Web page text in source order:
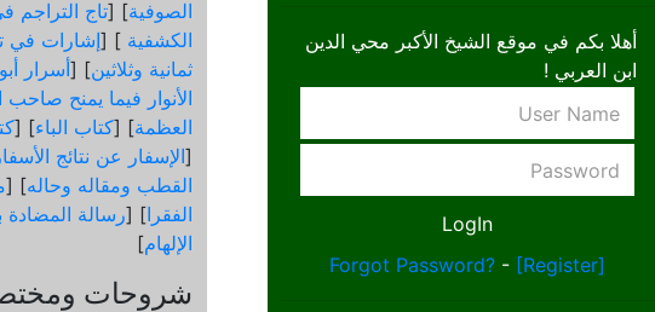
أهلا بكم في موقع الشيخ الأكبر محي الدين
ابن العربي !
Forgot Password? - [Register]
الصوفية] [تاج التراجم
الكشفية ] [إشارات في
ثمانية وثلاثين] [أسرار
الأنوار فيما يمنح صاحب
العظمة] [كتاب الباء] [
[الإسفار عن نتائج الأسفار
القطب ومقاله وحاله] [
الفقرا] [رسالة المضادة
الإلهام]
شروحات